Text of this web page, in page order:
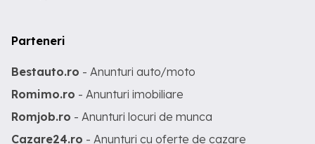
Parteneri
Bestauto.ro - Anunturi auto/moto
Romimo.ro - Anunturi imobiliare
Romjob.ro - Anunturi locuri de munca
Cazare24.ro - Anunturi cu oferte de cazare